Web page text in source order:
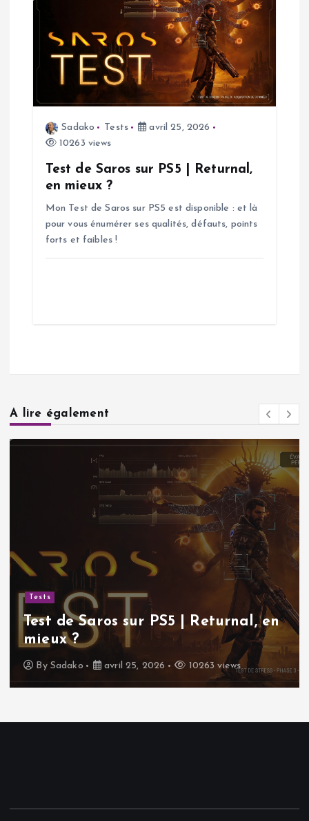
Sadako Tests
avril 25, 2026
10263 views
Test de Saros sur PS5 | Returnal,
en mieux ?
Mon Test de Saros sur PS5 est disponible : et là
pour vous énumérer ses qualités, défauts, points
forts et faibles !
A lire également
Sudoku gratuit | Pourquoi ce
classique indémodable continue de
nous rendre accro !
By Sadako avril 11, 2026 11776 views